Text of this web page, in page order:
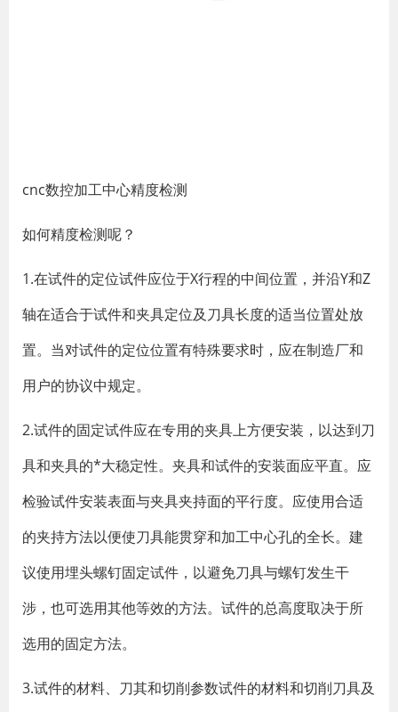
cnc数控加工中心精度检测
如何精度检测呢？
1.在试件的定位试件应位于X行程的中间位置，并沿Y和Z
轴在适合于试件和夹具定位及刀具长度的适当位置处放
置。当对试件的定位位置有特殊要求时，应在制造厂和
用户的协议中规定。
2.试件的固定试件应在专用的夹具上方便安装，以达到刀
具和夹具的*大稳定性。夹具和试件的安装面应平直。应
检验试件安装表面与夹具夹持面的平行度。应使用合适
的夹持方法以便使刀具能贯穿和加工中心孔的全长。建
议使用埋头螺钉固定试件，以避免刀具与螺钉发生干
涉，也可选用其他等效的方法。试件的总高度取决于所
选用的固定方法。
3.试件的材料、刀其和切削参数试件的材料和切削刀具及